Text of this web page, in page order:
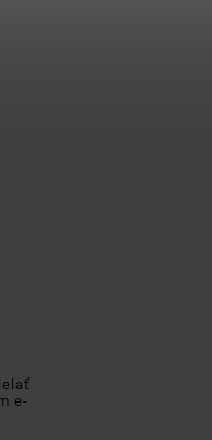
e-